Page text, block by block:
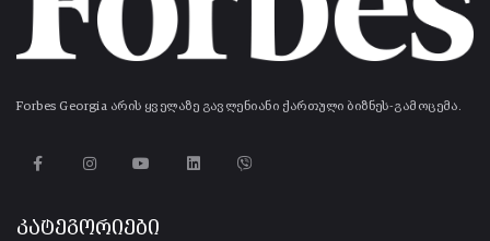
Forbes Georgia არის ყველაზე გავლენიანი ქართული ბიზნეს-გამოცემა.
კატეგორიები